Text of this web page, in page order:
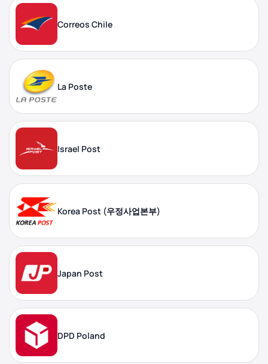
Correos Chile
La Poste
Israel Post
Korea Post (우정사업본부)
Japan Post
DPD Poland